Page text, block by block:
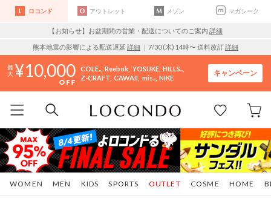
ロコンド アウトレット メゾン マガシーク
【お知らせ】お盆期間の営業・配送についてのご案内 詳細
熊本地震の影響による配送遅延 詳細 ｜7/30 (木) 14時〜 送料改訂詳細
10,000 COLE.. Reebok YOSUKE HILLS..
Z-CRAFT CAWAII mis.. NIKE
キャンペーン
WOMEN MEN KIDS SPORTS COSME HOME
OUTLET